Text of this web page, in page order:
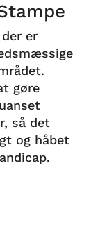
er
gøre
så det
og håbet